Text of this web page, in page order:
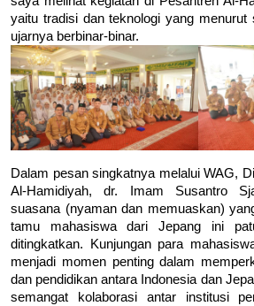
yaitu tradisi dan teknologi yang menurut
Dalam pesan singkatnya melalui WAG,
Al-Hamidiyah, dr. Imam Susantro
suasana (nyaman dan memuaskan)
tamu mahasiswa dari Jepang ini
ditingkatkan. Kunjungan para
menjadi momen penting dalam
dan pendidikan antara Indonesia dan
semangat kolaborasi antar institusi